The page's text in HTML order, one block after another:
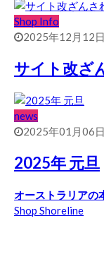
Shop Info
2025年12月12日
サイト改ざ
news
2025年01月06日
2025年 元旦
オーストラリアの
Shop Shoreline